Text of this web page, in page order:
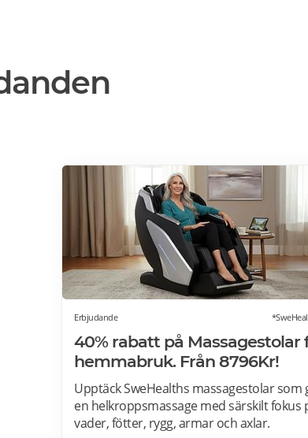
Erbjudande
40% rabatt på Massagestolar
hemmabruk. Från 8796Kr!
Upptäck SweHealths massagestolar som
en helkroppsmassage med särskilt fokus
vader, fötter, rygg, armar och axlar.